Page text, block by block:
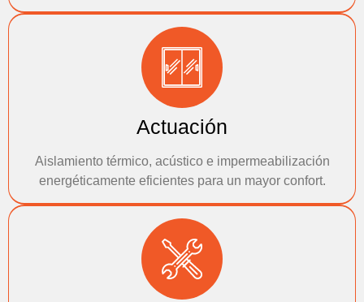
Actuación
Aislamiento térmico, acústico e impermeabilización
energéticamente eficientes para un mayor confort.